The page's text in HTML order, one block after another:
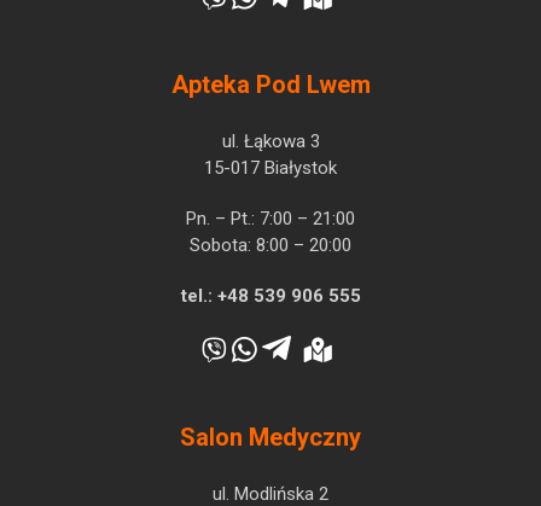
Apteka Pod Lwem
ul. Łąkowa 3
15-017 Białystok
Pn. – Pt.: 7:00 – 21:00
Sobota: 8:00 – 20:00
tel.: +48 539 906 555
Salon Medyczny
ul. Modlińska 2